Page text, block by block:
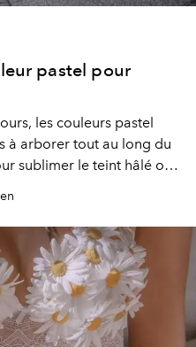
pastel pour
les couleurs pastel
à arborer tout au long du
sublimer le teint hâlé ou